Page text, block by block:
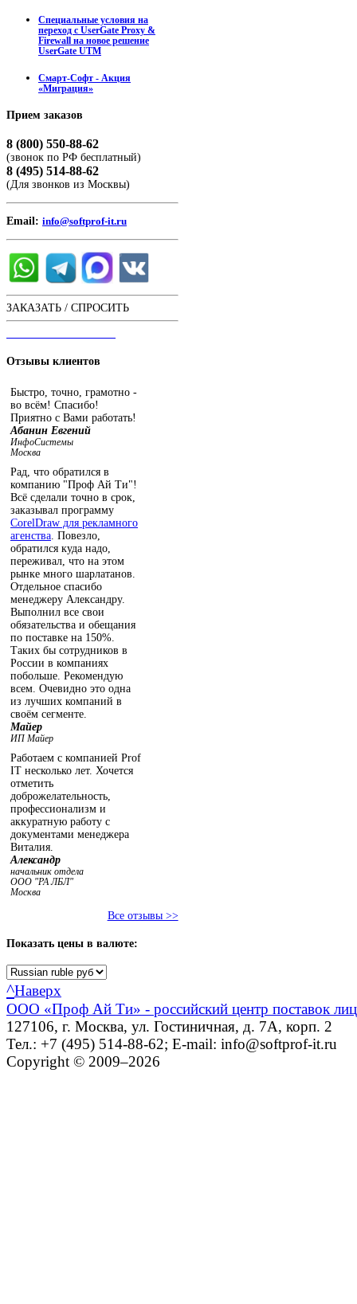
Специальные условия на
переход с UserGate Proxy &
Firewall на новое решение
UserGate UTM
Смарт-Софт - Акция
«Миграция»
Прием заказов
8 (800) 550-88-62
(звонок по РФ бесплатный)
8 (495) 514-88-62
(Для звонков из Москвы)
Email: info@softprof-it.ru
ЗАКАЗАТЬ / СПРОСИТЬ
Отзывы клиентов
Быстро, точно, грамотно -
во всём! Спасибо!
Приятно с Вами работать!
Абанин Евгений
ИнфоСистемы
Москва
Рад, что обратился в
компанию "Проф Ай Ти"!
Всё сделали точно в срок,
заказывал программу
CorelDraw для рекламного
агенства. Повезло,
обратился куда надо,
переживал, что на этом
рынке много шарлатанов.
Отдельное спасибо
менеджеру Александру.
Выполнил все свои
обязательства и обещания
по поставке на 150%.
Таких бы сотрудников в
России в компаниях
побольше. Рекомендую
всем. Очевидно это одна
из лучших компаний в
своём сегменте.
Майер
ИП Майер
Работаем с компанией Prof
IT несколько лет. Хочется
отметить
доброжелательность,
профессионализм и
аккуратную работу с
документами менеджера
Виталия.
Александр
начальник отдела
ООО "РА ЛБЛ"
Москва
Все отзывы >>
Показать цены в валюте:
^Наверх
ООО «Проф Ай Ти» - российский центр поставок
127106, г. Москва, ул. Гостиничная, д. 7А, корп. 2
Тел.: +7 (495) 514-88-62; E-mail: info@softprof-it.ru
Copyright © 2009–2026